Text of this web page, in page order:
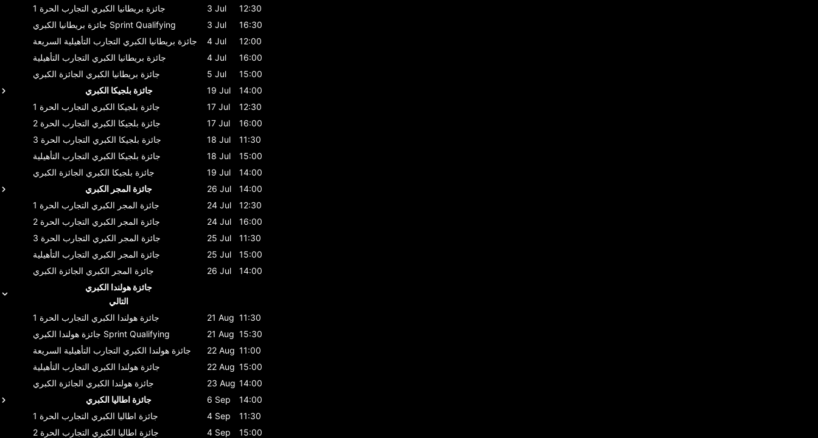
جائزة بريطانيا الكبري التجارب الحرة 1 3 Jul
12:30
جائزة بريطانيا الكبري Sprint Qualifying 3 Jul
16:30
جائزة بريطانيا الكبري التجارب التأهيلية السريعة 4 Jul
12:00
جائزة بريطانيا الكبري التجارب التأهيلية 4 Jul
16:00
جائزة بريطانيا الكبري الجائزة الكبري 5 Jul
15:00
جائزة بلجيكا الكبري
19 Jul
14:00
جائزة بلجيكا الكبري التجارب الحرة 1 17 Jul
12:30
جائزة بلجيكا الكبري التجارب الحرة 2 17 Jul
16:00
جائزة بلجيكا الكبري التجارب الحرة 3 18 Jul
11:30
جائزة بلجيكا الكبري التجارب التأهيلية 18 Jul
15:00
جائزة بلجيكا الكبري الجائزة الكبري 19 Jul
14:00
جائزة المجر الكبري
26 Jul
14:00
جائزة المجر الكبري التجارب الحرة 1 24 Jul
12:30
جائزة المجر الكبري التجارب الحرة 2 24 Jul
16:00
جائزة المجر الكبري التجارب الحرة 3 25 Jul
11:30
جائزة المجر الكبري التجارب التأهيلية 25 Jul
15:00
جائزة المجر الكبري الجائزة الكبري 26 Jul
14:00
جائزة هولندا الكبري
التالي
جائزة هولندا الكبري التجارب الحرة 1 21 Aug 11:30
جائزة هولندا الكبري Sprint Qualifying 21 Aug 15:30
جائزة هولندا الكبري التجارب التأهيلية السريعة 22 Aug 11:00
جائزة هولندا الكبري التجارب التأهيلية 22 Aug 15:00
جائزة هولندا الكبري الجائزة الكبري 23 Aug 14:00
جائزة اطاليا الكبري
6 Sep
14:00
جائزة اطاليا الكبري التجارب الحرة 1 4 Sep
11:30
جائزة اطاليا الكبري التجارب الحرة 2 4 Sep
15:00